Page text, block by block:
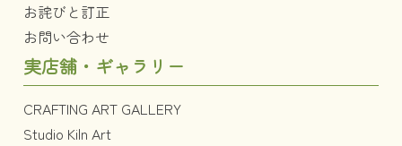
お詫びと訂正
お問い合わせ
実店舗・ギャラリー
CRAFTING ART GALLERY
Studio Kiln Art